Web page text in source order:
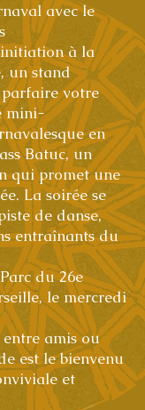
avec le
à la
un stand
votre
mini-
en
Batuc, un
qui promet une
La soirée se
de danse,
entraînants du
du 26e
le mercredi
amis ou
est le bienvenu
et